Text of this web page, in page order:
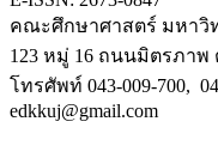
คณะศึกษาศาสตร์ มหาวิ
123 หมู่ 16 ถนนมิตรภาพ
โทรศัพท์ 043-009-700,
edkkuj@gmail.com